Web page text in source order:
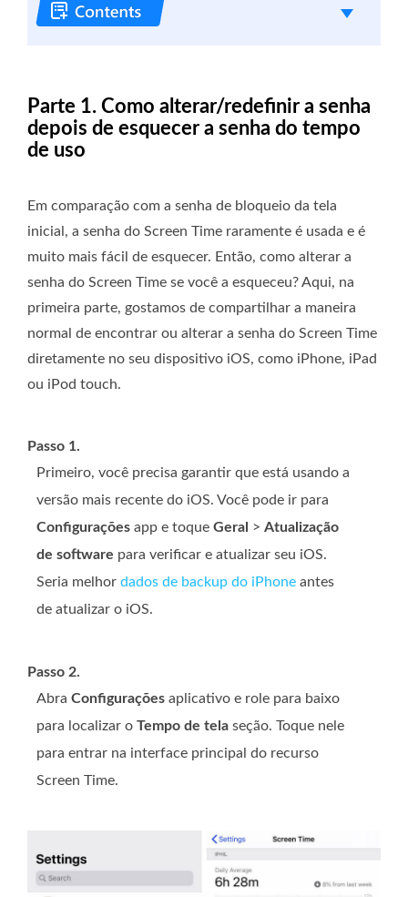
Parte 1. Como alterar/redefinir a senha
depois de esquecer a senha do tempo
de uso
Em comparação com a senha de bloqueio da tela
inicial, a senha do Screen Time raramente é usada e é
muito mais fácil de esquecer. Então, como alterar a
senha do Screen Time se você a esqueceu? Aqui, na
primeira parte, gostamos de compartilhar a maneira
normal de encontrar ou alterar a senha do Screen Time
diretamente no seu dispositivo iOS, como iPhone, iPad
ou iPod touch.
Passo 1.
Primeiro, você precisa garantir que está usando a
versão mais recente do iOS. Você pode ir para
Configurações app e toque Geral > Atualização
de software para verificar e atualizar seu iOS.
Seria melhor dados de backup do iPhone antes
de atualizar o iOS.
Passo 2.
Abra Configurações aplicativo e role para baixo
para localizar o Tempo de tela seção. Toque nele
para entrar na interface principal do recurso
Screen Time.